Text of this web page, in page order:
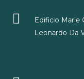
Edificio Marie
Leonardo Da